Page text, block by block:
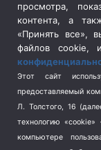
Социальная
Спецоперация в
Спецоперация на
Спорт (740)
Терроризм (1)
Транспорт (262)
Туризм (178)
просмотра,
контента, а
«Принять все»,
файлов
Этот сайт
предоставляемый
Л. Толстого, 16
технологию
компьютере